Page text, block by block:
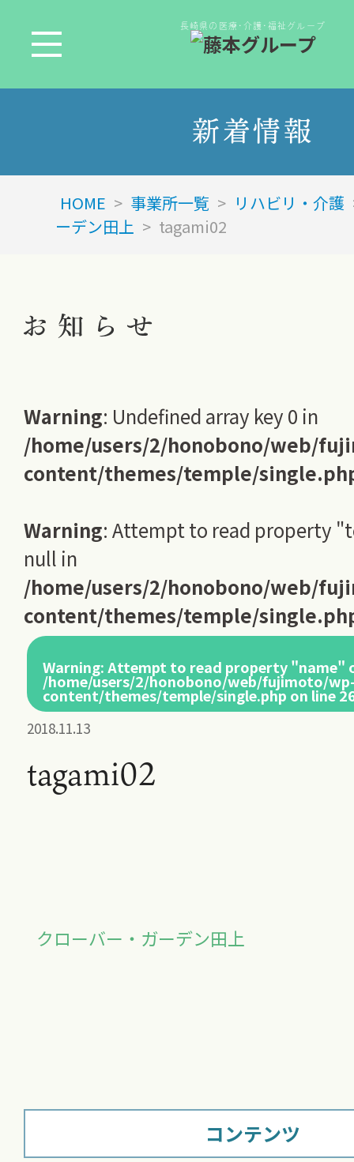
長崎県の医療･介護･福祉グループ
新着情報
HOME > 事業所一覧 > リハビリ・介護
ーデン田上 > tagami02
Warning: Undefined array key 0 in
/home/users/2/honobono/web/
content/themes/temple/
Warning: Attempt to read property
null in
/home/users/2/honobono/web/
content/themes/temple/
Warning: Attempt to read property "name"
/home/users/2/honobono/web/fujimoto/
content/themes/temple/single.php on line
2018.11.13
tagami02
クローバー・ガーデン田上
コンテンツ